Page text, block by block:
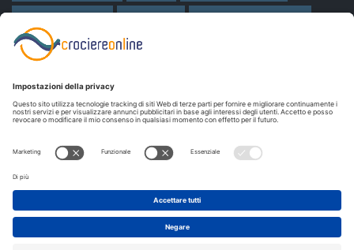
giro del mondo miami
oceania cruises Pasqua Pasqua in crociera
Silversea viaggio di nozze